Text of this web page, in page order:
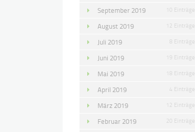
September 2019 10 Einträge
August 2019 12 Einträge
Juli 2019 8 Einträge
Juni 2019 19 Einträge
Mai 2019 18 Einträge
April 2019 4 Einträge
März 2019 12 Einträge
Februar 2019 20 Einträge